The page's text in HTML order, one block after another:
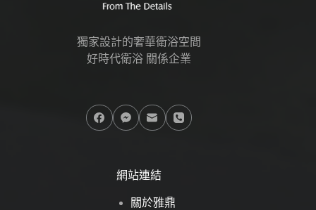
獨家設計的奢華衛浴空間
好時代衛浴 關係企業
網站連結
關於雅鼎